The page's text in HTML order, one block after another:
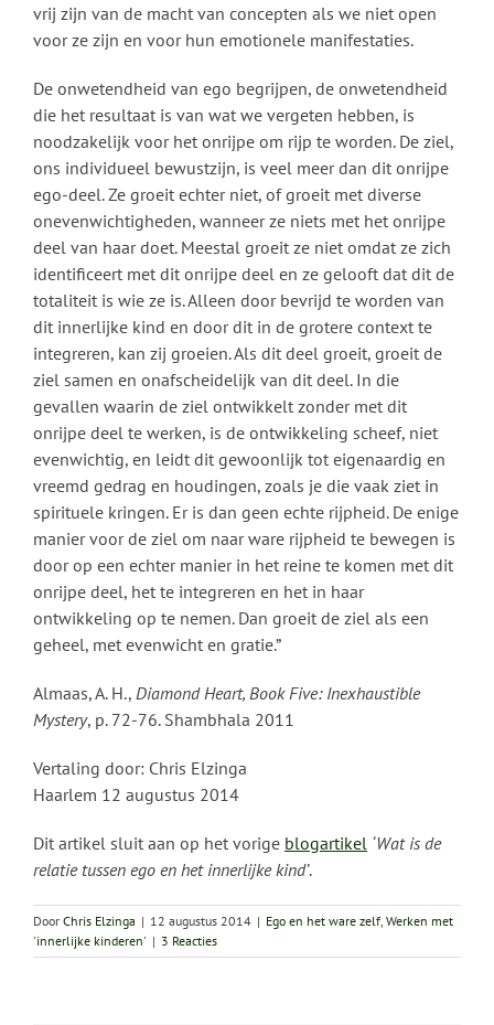
vrij zijn van de macht van concepten als we niet open
voor ze zijn en voor hun emotionele manifestaties.
De onwetendheid van ego begrijpen, de onwetendheid
die het resultaat is van wat we vergeten hebben, is
noodzakelijk voor het onrijpe om rijp te worden. De ziel,
ons individueel bewustzijn, is veel meer dan dit onrijpe
ego-deel. Ze groeit echter niet, of groeit met diverse
onevenwichtigheden, wanneer ze niets met het onrijpe
deel van haar doet. Meestal groeit ze niet omdat ze zich
identificeert met dit onrijpe deel en ze gelooft dat dit de
totaliteit is wie ze is. Alleen door bevrijd te worden van
dit innerlijke kind en door dit in de grotere context te
integreren, kan zij groeien. Als dit deel groeit, groeit de
ziel samen en onafscheidelijk van dit deel. In die
gevallen waarin de ziel ontwikkelt zonder met dit
onrijpe deel te werken, is de ontwikkeling scheef, niet
evenwichtig, en leidt dit gewoonlijk tot eigenaardig en
vreemd gedrag en houdingen, zoals je die vaak ziet in
spirituele kringen. Er is dan geen echte rijpheid. De enige
manier voor de ziel om naar ware rijpheid te bewegen is
door op een echter manier in het reine te komen met dit
onrijpe deel, het te integreren en het in haar
ontwikkeling op te nemen. Dan groeit de ziel als een
geheel, met evenwicht en gratie.”
Almaas, A. H., Diamond Heart, Book Five: Inexhaustible
Mystery, p. 72-76. Shambhala 2011
Vertaling door: Chris Elzinga
Haarlem 12 augustus 2014
Dit artikel sluit aan op het vorige blogartikel ‘Wat is de
relatie tussen ego en het innerlijke kind’.
Door Chris Elzinga | 12 augustus 2014 | Ego en het ware zelf, Werken met
'innerlijke kinderen' | 3 Reacties